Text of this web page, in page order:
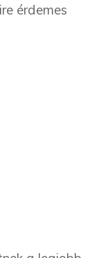
érdemes